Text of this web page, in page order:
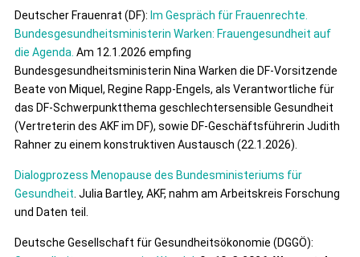
Deutscher Frauenrat (DF): Im Gespräch für Frauenrechte.
Bundesgesundheitsministerin Warken: Frauengesundheit auf
die Agenda. Am 12.1.2026 empfing
Bundesgesundheitsministerin Nina Warken die DF-Vorsitzende
Beate von Miquel, Regine Rapp-Engels, als Verantwortliche für
das DF-Schwerpunktthema geschlechtersensible Gesundheit
(Vertreterin des AKF im DF), sowie DF-Geschäftsführerin Judith
Rahner zu einem konstruktiven Austausch (22.1.2026).
Dialogprozess Menopause des Bundesministeriums für
Gesundheit . Julia Bartley, AKF, nahm am Arbeitskreis Forschung
und Daten teil.
Deutsche Gesellschaft für Gesundheitsökonomie (DGGÖ):